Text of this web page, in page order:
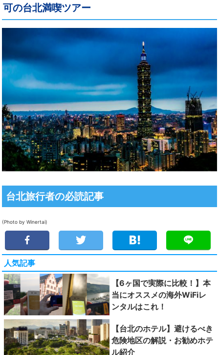
可の台北満喫ツアー
台北旅行者の必読記事
(Photo by Winertai)
人気記事
【6ヶ国で実際に比較！】本
当にオススメの海外WiFiレ
ンタルはこれ！
【台北のホテル】避けるべき
危険地区の解説・お勧めホテ
ル紹介